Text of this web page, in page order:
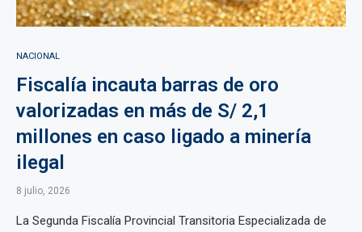
NACIONAL
Fiscalía incauta barras de oro
valorizadas en más de S/ 2,1
millones en caso ligado a minería
ilegal
8 julio, 2026
La Segunda Fiscalía Provincial Transitoria Especializada de